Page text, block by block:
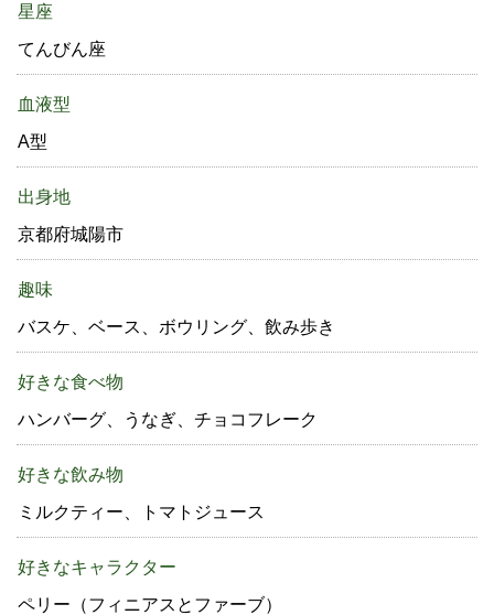
星座
てんびん座
血液型
A型
出身地
京都府城陽市
趣味
バスケ、ベース、ボウリング、飲み歩き
好きな食べ物
ハンバーグ、うなぎ、チョコフレーク
好きな飲み物
ミルクティー、トマトジュース
好きなキャラクター
ペリー（フィニアスとファーブ）